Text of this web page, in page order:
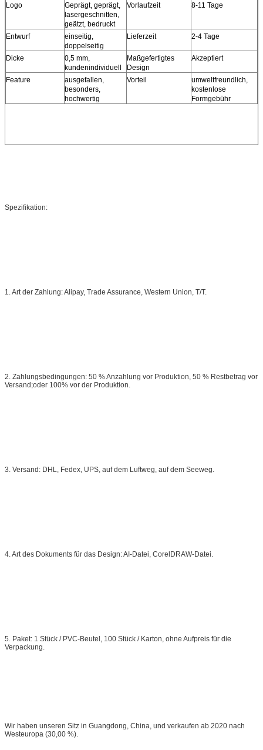
Logo
Geprägt, geprägt,
lasergeschnitten,
geätzt, bedruckt
Vorlaufzeit 8-11 Tage
Entwurf
einseitig,
doppelseitig
Lieferzeit 2-4 Tage
Dicke
0,5 mm,
kundenindividuell
Maßgefertigtes
Design
Akzeptiert
Feature
ausgefallen,
besonders,
hochwertig
Vorteil
umweltfreundlich,
kostenlose
Formgebühr
Spezifikation:
1. Art der Zahlung: Alipay, Trade Assurance, Western Union, T/T.
2. Zahlungsbedingungen: 50 % Anzahlung vor Produktion, 50 % Restbetrag vor
Versand;oder 100% vor der Produktion.
3. Versand: DHL, Fedex, UPS, auf dem Luftweg, auf dem Seeweg.
4. Art des Dokuments für das Design: AI-Datei, CorelDRAW-Datei.
5. Paket: 1 Stück / PVC-Beutel, 100 Stück / Karton, ohne Aufpreis für die
Verpackung.
Wir haben unseren Sitz in Guangdong, China, und verkaufen ab 2020 nach
Westeuropa (30,00 %).